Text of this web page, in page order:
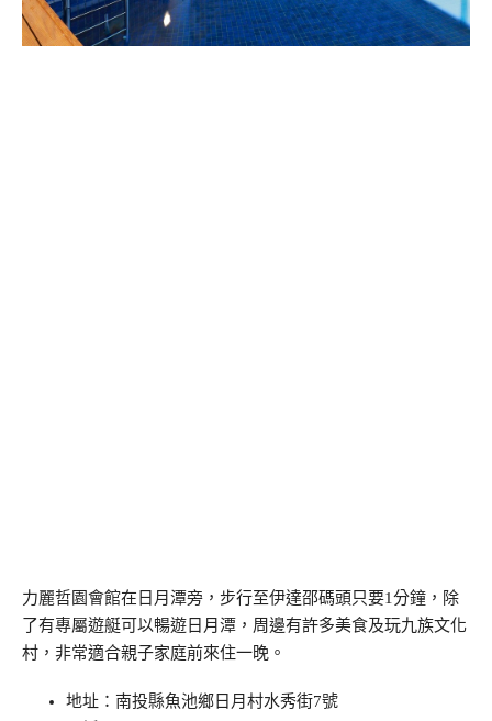
力麗哲園會館在日月潭旁，步行至伊達邵碼頭只要1分鐘，除
了有專屬遊艇可以暢遊日月潭，周邊有許多美食及玩九族文化
村，非常適合親子家庭前來住一晚。
地址：南投縣魚池鄉日月村水秀街7號